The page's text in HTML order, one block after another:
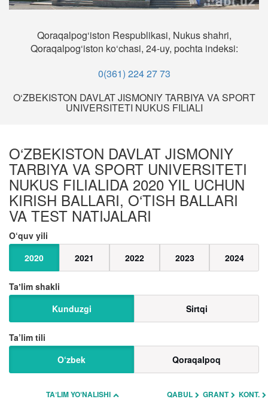
Qoraqalpog‘iston Respublikasi, Nukus shahri,
Qoraqalpog‘iston ko‘chasi, 24-uy, pochta indeksi:
0(361) 224 27 73
O‘ZBEKISTON DAVLAT JISMONIY TARBIYA VA SPORT
UNIVERSITETI NUKUS FILIALI
O‘ZBEKISTON DAVLAT JISMONIY
TARBIYA VA SPORT UNIVERSITETI
NUKUS FILIALIDA 2020 YIL UCHUN
KIRISH BALLARI, O‘TISH BALLARI
VA TEST NATIJALARI
O‘quv yili
2020
2021 2022 2023 2024
Taʼlim shakli
Kunduzgi
Sirtqi
Ta’lim tili
O‘zbek
Qoraqalpoq
TAʼLIM YO‘NALISHI QABUL GRANT KONT.